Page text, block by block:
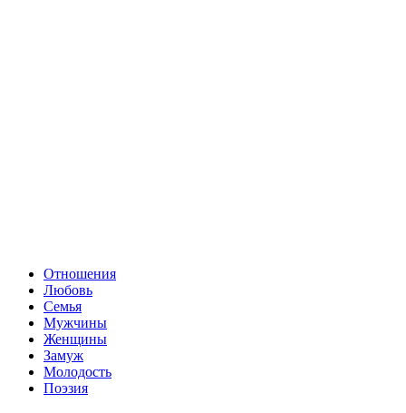
Отношения
Любовь
Семья
Мужчины
Женщины
Замуж
Молодость
Поэзия